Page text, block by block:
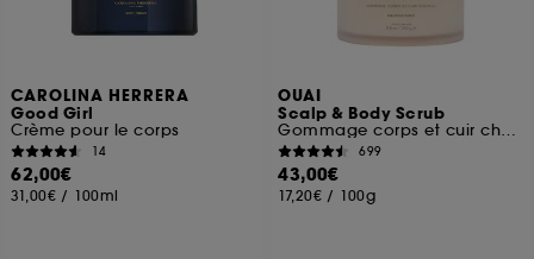
CAROLINA HERRERA
Good Girl
Crème pour le corps
14
62,00€
31,00€ / 100ml
OUAI
Scalp & Body Scrub
Gommage corps et cuir chevelu
699
43,00€
17,20€ / 100g